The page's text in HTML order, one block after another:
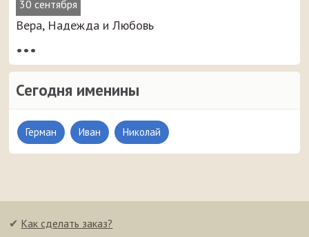
30 сентября
Вера, Надежда и Любовь
•••
Сегодня именины
Герман Иван Николай
✔ Как сделать заказ?